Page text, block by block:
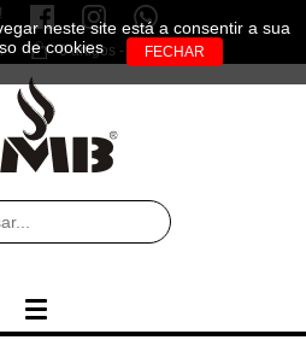
0 artigos - 0.00€
neste site está a consentir a sua
de cookies